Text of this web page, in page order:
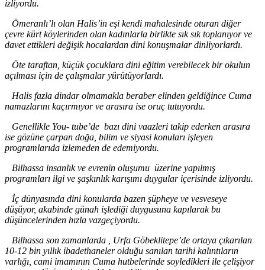
izliyordu.
Ömeranlı’lı olan Halis’in eşi kendi mahalesinde oturan diğer
çevre kürt köylerinden olan kadınlarla birlikte sık sık toplanıyor ve
davet ettikleri değişik hocalardan dini konuşmalar dinliyorlardı.
Öte taraftan, küçük çocuklara dini eğitim verebilecek bir okulun
açılması için de çalışmalar yürütüyorlardı.
Halis fazla dindar olmamakla beraber elinden geldiğince Cuma
namazlarını kaçırmıyor ve arasıra ise oruç tutuyordu.
Genellikle You- tube’de bazı dini vaazleri takip ederken arasıra
ise gözüne çarpan doğa, bilim ve siyasi konuları işleyen
programlarıda izlemeden de edemiyordu.
Bilhassa insanlık ve evrenin oluşumu üzerine yapılmış
programları ilgi ve şaşkınlık karışımı duygular içerisinde izliyordu.
İç dünyasında dini konularda bazen şüpheye ve vesveseye
düşüyor, akabinde günah işlediği duygusuna kapılarak bu
düşüncelerinden hızla vazgeçiyordu.
Bilhassa son zamanlarda , Urfa Göbeklitepe’de ortaya çıkarılan
10-12 bin yıllık ibadethaneler olduğu sanılan tarihi kalıntıların
varlığı, cami imamının Cuma hutbelerinde soyledikleri ile çelişiyor